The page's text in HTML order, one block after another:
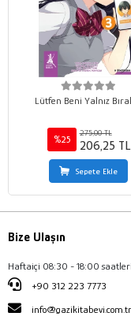
Lütfen Beni Yalnız
%25
275,00 TL
206,25 TL
Sepete Ekle
Bize Ulaşın
Haftaiçi 08:30 - 18:00
+90 312 223 7773
info@gazikitabevi.com.tr